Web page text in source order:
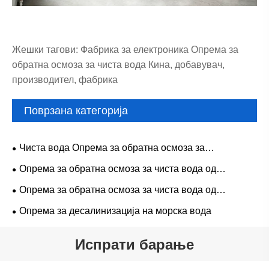
Жешки тагови: Фабрика за електроника Опрема за
обратна осмоза за чиста вода Кина, добавувач,
производител, фабрика
Поврзана категорија
Чиста вода Опрема за обратна осмоза за
прехранбената индустрија
Опрема за обратна осмоза за чиста вода од
индустриско одделение
Опрема за обратна осмоза за чиста вода од
фармацевтска класа
Опрема за десалинизација на морска вода
Испрати барање